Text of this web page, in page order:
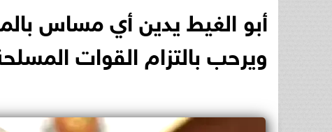
أبو الغيط يدين أي مساس
ويرحب بالتزام القوات